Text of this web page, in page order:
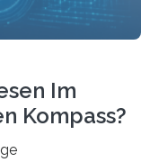
Im
Kompass?